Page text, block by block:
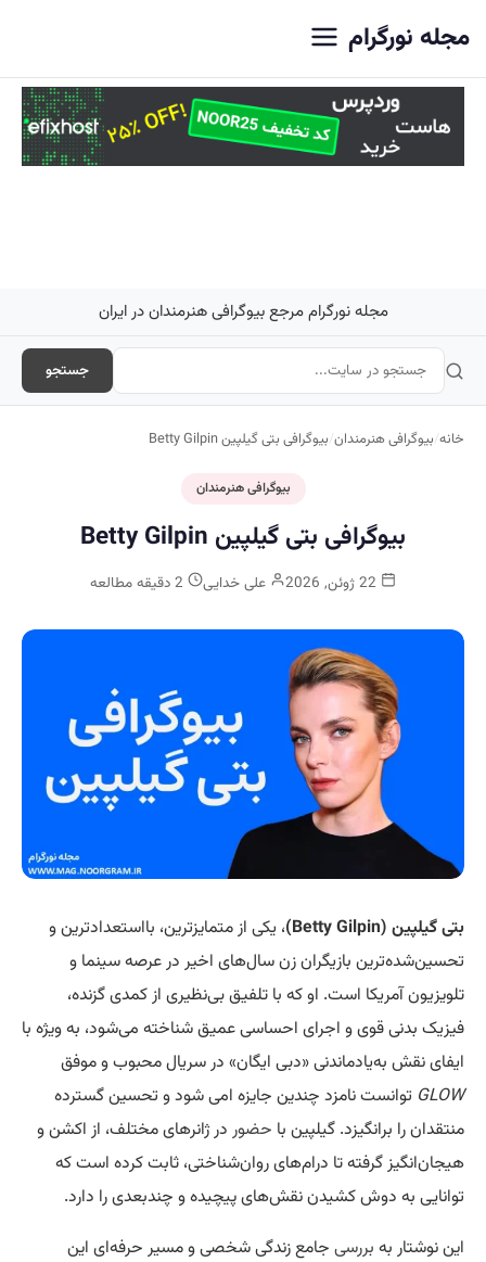
مجله نورگرام
مجله نورگرام مرجع بیوگرافی هنرمندان در ایران
جستجو
خانه/بیوگرافی هنرمندان/بیوگرافی بتی گیلپین Betty Gilpin
بیوگرافی هنرمندان
بیوگرافی بتی گیلپین Betty Gilpin
علی خدایی
بتی گیلپین (Betty Gilpin)
، یکی از متمایزترین، بااستعدادترین و
تحسین‌شده‌ترین بازیگران زن سال‌های اخیر در عرصه سینما و
تلویزیون آمریکا است. او که با تلفیق بی‌نظیری از کمدی گزنده،
فیزیک بدنی قوی و اجرای احساسی عمیق شناخته می‌شود، به ویژه با
ایفای نقش به‌یادماندنی «دبی ایگان» در سریال محبوب و موفق
GLOW توانست نامزد چندین جایزه امی شود و تحسین گسترده
منتقدان را برانگیزد. گیلپین با حضور در ژانرهای مختلف، از اکشن و
هیجان‌انگیز گرفته تا درام‌های روان‌شناختی، ثابت کرده است که
توانایی به دوش کشیدن نقش‌های پیچیده و چندبعدی را دارد.
این نوشتار به بررسی جامع زندگی شخصی و مسیر حرفه‌ای این